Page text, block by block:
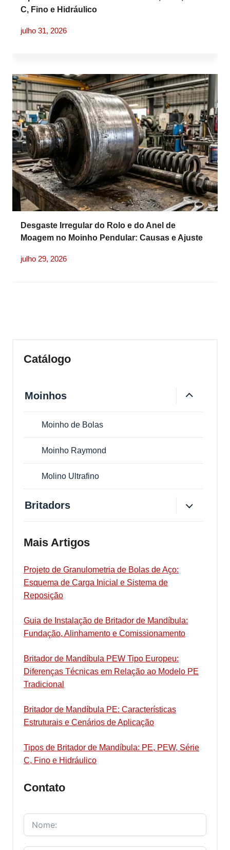
C, Fino e Hidráulico
julho 31, 2026
Desgaste Irregular do Rolo e do Anel de
Moagem no Moinho Pendular: Causas e Ajuste
julho 29, 2026
Catálogo
Moinhos
Moinho de Bolas
Moinho Raymond
Molino Ultrafino
Britadors
Mais Artigos
Projeto de Granulometria de Bolas de Aço:
Esquema de Carga Inicial e Sistema de
Reposição
Guia de Instalação de Britador de Mandíbula:
Fundação, Alinhamento e Comissionamento
Britador de Mandíbula PEW Tipo Europeu:
Diferenças Técnicas em Relação ao Modelo PE
Tradicional
Britador de Mandíbula PE: Características
Estruturais e Cenários de Aplicação
Tipos de Britador de Mandíbula: PE, PEW, Série
C, Fino e Hidráulico
Contato